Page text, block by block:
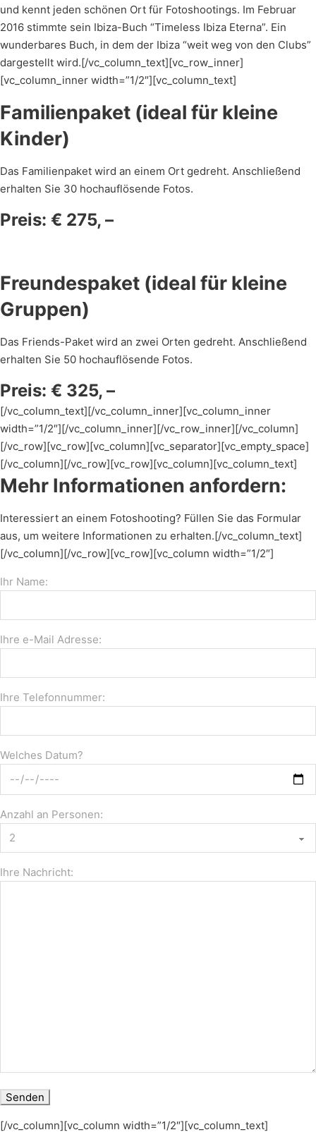
und kennt jeden schönen Ort für Fotoshootings. Im Februar
2016 stimmte sein Ibiza-Buch “Timeless Ibiza Eterna”. Ein
wunderbares Buch, in dem der Ibiza “weit weg von den Clubs”
dargestellt wird.[/vc_column_text][vc_row_inner]
[vc_column_inner width=”1/2″][vc_column_text]
Familienpaket (ideal für kleine
Kinder)
Das Familienpaket wird an einem Ort gedreht. Anschließend
erhalten Sie 30 hochauflösende Fotos.
Preis: € 275, –
Freundespaket (ideal für kleine
Gruppen)
Das Friends-Paket wird an zwei Orten gedreht. Anschließend
erhalten Sie 50 hochauflösende Fotos.
Preis: € 325, –
[/vc_column_text][/vc_column_inner][vc_column_inner
width=”1/2″][/vc_column_inner][/vc_row_inner][/vc_column]
[/vc_row][vc_row][vc_column][vc_separator][vc_empty_space]
[/vc_column][/vc_row][vc_row][vc_column][vc_column_text]
Mehr Informationen anfordern:
Interessiert an einem Fotoshooting? Füllen Sie das Formular
aus, um weitere Informationen zu erhalten.[/vc_column_text]
[/vc_column][/vc_row][vc_row][vc_column width=”1/2″]
Ihr Name:
Ihre e-Mail Adresse:
Ihre Telefonnummer:
Welches Datum?
Anzahl an Personen:
Ihre Nachricht:
[/vc_column][vc_column width=”1/2″][vc_column_text]